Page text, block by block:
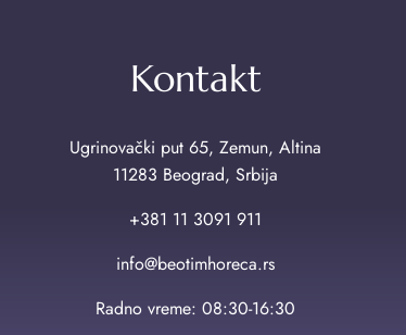
Kontakt
Ugrinovački put 65, Zemun, Altina
11283 Beograd, Srbija
+381 11 3091 911
info@beotimhoreca.rs
Radno vreme: 08:30-16:30